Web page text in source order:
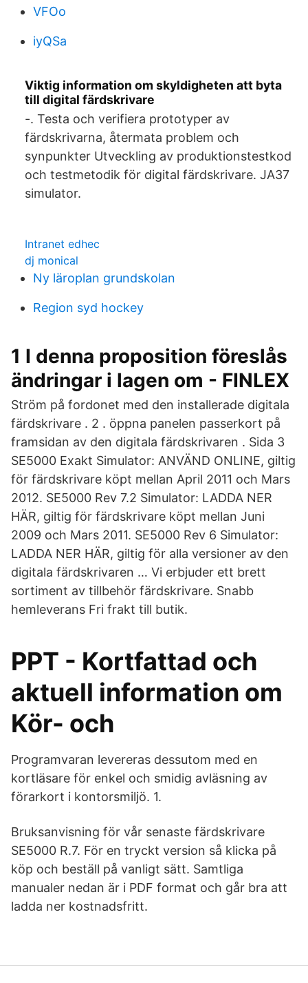
VFOo
iyQSa
Viktig information om skyldigheten att byta
till digital färdskrivare
-. Testa och verifiera prototyper av
färdskrivarna, återmata problem och
synpunkter Utveckling av produktionstestkod
och testmetodik för digital färdskrivare. JA37
simulator.
Intranet edhec
dj monical
Ny läroplan grundskolan
Region syd hockey
1 I denna proposition föreslås
ändringar i lagen om - FINLEX
Ström på fordonet med den installerade digitala
färdskrivare . 2 . öppna panelen passerkort på
framsidan av den digitala färdskrivaren . Sida 3
SE5000 Exakt Simulator: ANVÄND ONLINE, giltig
för färdskrivare köpt mellan April 2011 och Mars
2012. SE5000 Rev 7.2 Simulator: LADDA NER
HÄR, giltig för färdskrivare köpt mellan Juni
2009 och Mars 2011. SE5000 Rev 6 Simulator:
LADDA NER HÄR, giltig för alla versioner av den
digitala färdskrivaren … Vi erbjuder ett brett
sortiment av tillbehör färdskrivare. Snabb
hemleverans Fri frakt till butik.
PPT - Kortfattad och
aktuell information om
Kör- och
Programvaran levereras dessutom med en
kortläsare för enkel och smidig avläsning av
förarkort i kontorsmiljö. 1.
Bruksanvisning för vår senaste färdskrivare
SE5000 R.7. För en tryckt version så klicka på
köp och beställ på vanligt sätt. Samtliga
manualer nedan är i PDF format och går bra att
ladda ner kostnadsfritt.